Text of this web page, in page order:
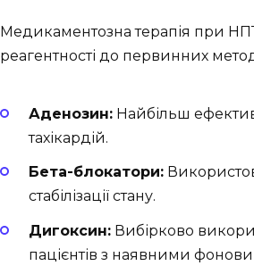
Медикаментозна терапія при НПТ
реагентності до первинних
Аденозин: Найбільш
тахікардій.
Бета-блокатори:
стабілізації стану.
Дигоксин: Вибірково
пацієнтів з наявними